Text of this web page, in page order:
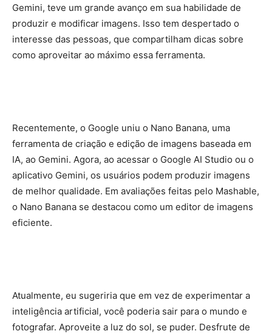
Gemini, teve um grande avanço em sua habilidade de
produzir e modificar imagens. Isso tem despertado o
interesse das pessoas, que compartilham dicas sobre
como aproveitar ao máximo essa ferramenta.
Recentemente, o Google uniu o Nano Banana, uma
ferramenta de criação e edição de imagens baseada em
IA, ao Gemini. Agora, ao acessar o Google AI Studio ou o
aplicativo Gemini, os usuários podem produzir imagens
de melhor qualidade. Em avaliações feitas pelo Mashable,
o Nano Banana se destacou como um editor de imagens
eficiente.
Atualmente, eu sugeriria que em vez de experimentar a
inteligência artificial, você poderia sair para o mundo e
fotografar. Aproveite a luz do sol, se puder. Desfrute de